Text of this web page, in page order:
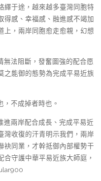
繹于途，越來越多臺灣同胞特
得感、幸福感、融進感不竭加
上，兩岸同胞愈走愈親，幻想
無法阻斷，發奮圖強的配合愿
之能御的態勢為完成平易近族
，不成掉者時也。
進兩岸配合成長、完成平易近
灣收復的汗青明示我們，兩岸
袂同業，才幹抵御內部權勢干
守護中華平易近族大師庭，